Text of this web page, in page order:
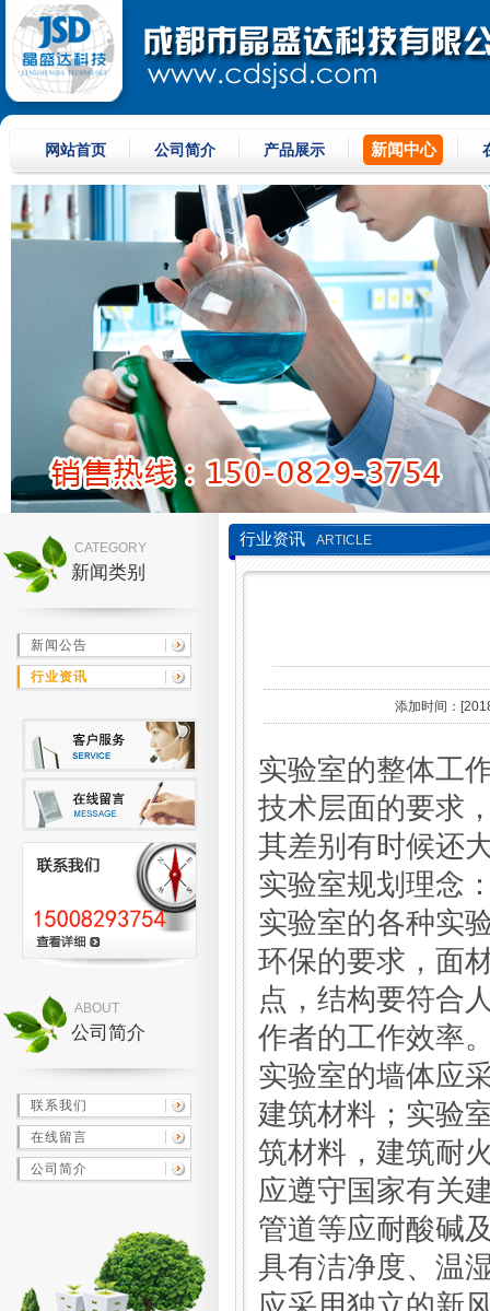
网站首页 公司简介 产品展示 新闻中心
新闻类别
CATEGORY
新闻公告
行业资讯
公司简介
ABOUT
联系我们
在线留言
公司简介
行业资讯 ARTICLE
添加时间：
实验室的整体工
技术层面的要求
其差别有时候还
实验室规划理念
实验室的各种实
环保的要求，面
点，结构要符合
作者的工作效率
实验室的墙体应
建筑材料；实验
筑材料，建筑耐
应遵守国家有关
管道等应耐酸碱
具有洁净度、温